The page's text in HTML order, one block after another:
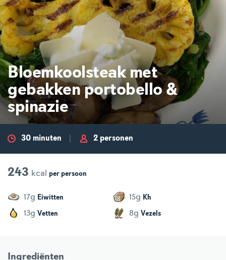
Bloemkoolsteak met
gebakken portobello &
spinazie
30 minuten 2 personen
243 kcal per persoon
17g Eiwitten 15g Kh
13g Vetten 8g Vezels
Ingrediënten